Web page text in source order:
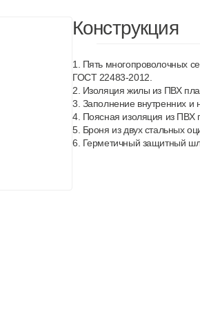
Конструкция
1. Пять многопроволочных
ГОСТ 22483-2012.
2. Изоляция жилы из ПВХ
3. Заполнение внутренних
4. Поясная изоляция из ПВХ
5. Броня из двух стальных
6. Герметичный защитный